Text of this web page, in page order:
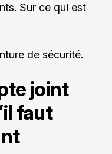
Sur ce qui est
de sécurité.
joint
faut